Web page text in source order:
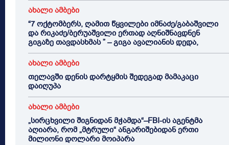
ახალი ამბები
“7 ოქტომბერს, ღამით წყვილები იმნაძე/გაბაშვილი
და რიკაძე/ბერუაშვილი ერთად აღნიშნავდნენ
გიგაზე თავდასხმას ” – გიგა ავალიანის დედა,
ახალი ამბები
თელავში დენის დარტყმის შედეგად მამაკაცი
დაიღუპა
ახალი ამბები
„სირცხვილი შიგნიდან მჭამდა“–FBI-ის აგენტმა
აღიარა, რომ „მტრული“ ანგარიშებიდან ერთი
მილიონი დოლარი მოიპარა